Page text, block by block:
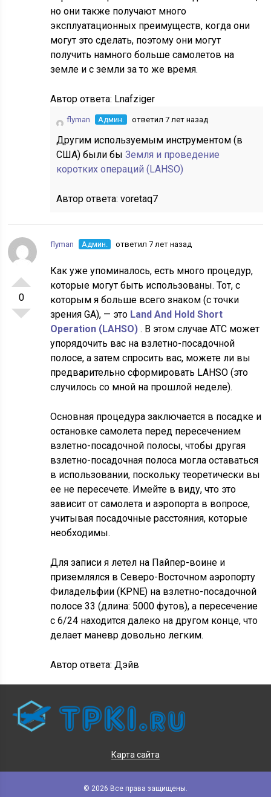
но они также получают много
эксплуатационных преимуществ, когда они
могут это сделать, поэтому они могут
получить намного больше самолетов на
земле и с земли за то же время.
Автор ответа: Lnafziger
flyman Админ. ответил 7 лет назад
Другим используемым инструментом (в
США) были быЗемля и проведение
коротких операций (LAHSO)
Автор ответа:voretaq7
0
flyman Админ. ответил 7 лет назад
Как уже упоминалось, есть много процедур,
которые могут быть использованы. Тот, с
которым я больше всего знаком (с точки
зрения GA), — это Land And Hold Short
Operation (LAHSO). В этом случае ATC может
упорядочить вас на взлетно-посадочной
полосе, а затем спросить вас, можете ли вы
предварительно сформировать LAHSO (это
случилось со мной на прошлой неделе).
Основная процедура заключается в посадке и
остановке самолета перед пересечением
взлетно-посадочной полосы, чтобы другая
взлетно-посадочная полоса могла оставаться
в использовании, поскольку теоретически вы
ее не пересечете. Имейте в виду, что это
зависит от самолета и аэропорта в вопросе,
учитывая посадочные расстояния, которые
необходимы.
Для записи я летел на Пайпер-воине и
приземлялся в Северо-Восточном аэропорту
Филадельфии (KPNE) на взлетно-посадочной
полосе 33 (длина: 5000 футов), а пересечение
с 6/24 находится далеко на другом конце, что
делает маневр довольно легким.
Автор ответа:Дэйв
Карта сайта
© 2026 Все права защищены.